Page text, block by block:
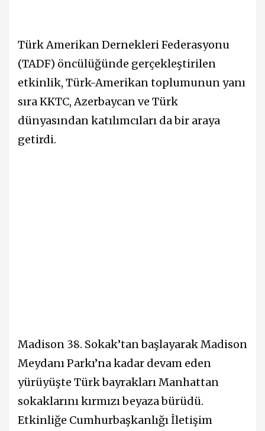
Türk Amerikan Dernekleri Federasyonu
(TADF) öncülüğünde gerçekleştirilen
etkinlik, Türk-Amerikan toplumunun yanı
sıra KKTC, Azerbaycan ve Türk
dünyasından katılımcıları da bir araya
getirdi.
Madison 38. Sokak’tan başlayarak Madison
Meydanı Parkı’na kadar devam eden
yürüyüşte Türk bayrakları Manhattan
sokaklarını kırmızı beyaza bürüdü.
Etkinliğe Cumhurbaşkanlığı İletişim